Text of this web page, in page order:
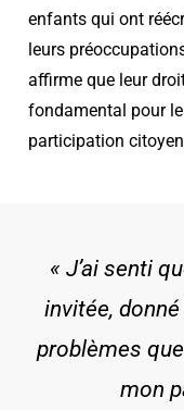
enfants qui ont
leurs
affirme que leur
fondamental pour
participation
« J’ai senti
invitée,
problèmes
mon